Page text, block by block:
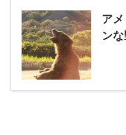
ア
ン